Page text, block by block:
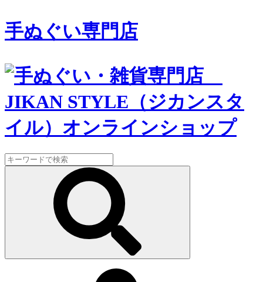
手ぬぐい専門店